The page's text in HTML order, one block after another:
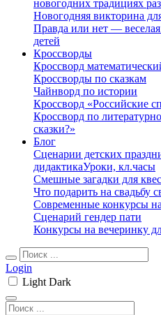
новогодних традициях
Новогодняя викторина
Правда или нет —
детей
Кроссворды
Кроссворд
Кроссворды по сказкам
Чайнворд по истории
Кроссворд «Российские
Кроссворд по
сказки?»
Блог
Сценарии детских
дидактикаУроки, кл.часы
Смешные загадки для
Что подарить на свадьбу
Современные конкурсы
Сценарий гендер пати
Конкурсы на вечеринку
Login
Light Dark